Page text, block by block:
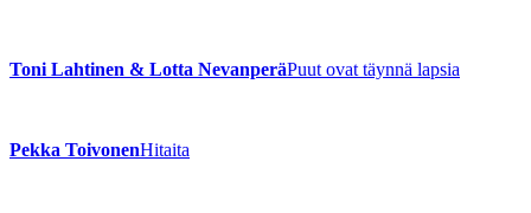
Toni Lahtinen & Lotta NevanperäPuut ovat täynnä lapsia
Pekka ToivonenHitaita